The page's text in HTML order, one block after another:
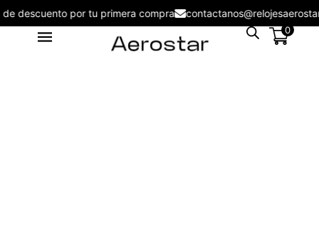
5% de descuento por tu primera compra
0